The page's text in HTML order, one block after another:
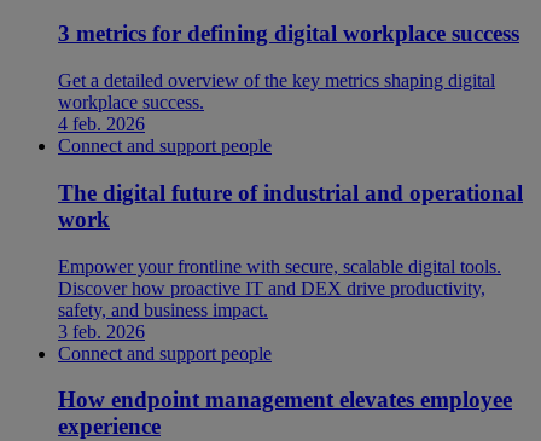
3 metrics for defining digital workplace success
Get a detailed overview of the key metrics shaping digital
workplace success.
4 feb. 2026
Connect and support people
The digital future of industrial and operational
work
Empower your frontline with secure, scalable digital tools.
Discover how proactive IT and DEX drive productivity,
safety, and business impact.
3 feb. 2026
Connect and support people
How endpoint management elevates employee
experience